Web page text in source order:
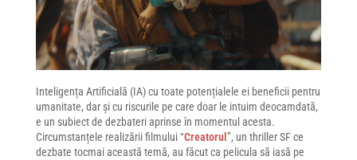
Inteligența Artificială (IA) cu toate potențialele ei beneficii pentru
umanitate, dar și cu riscurile pe care doar le intuim deocamdată,
e un subiect de dezbateri aprinse în momentul acesta.
Circumstanțele realizării filmului “Creatorul ”, un thriller SF ce
dezbate tocmai această temă, au făcut ca pelicula să iasă pe